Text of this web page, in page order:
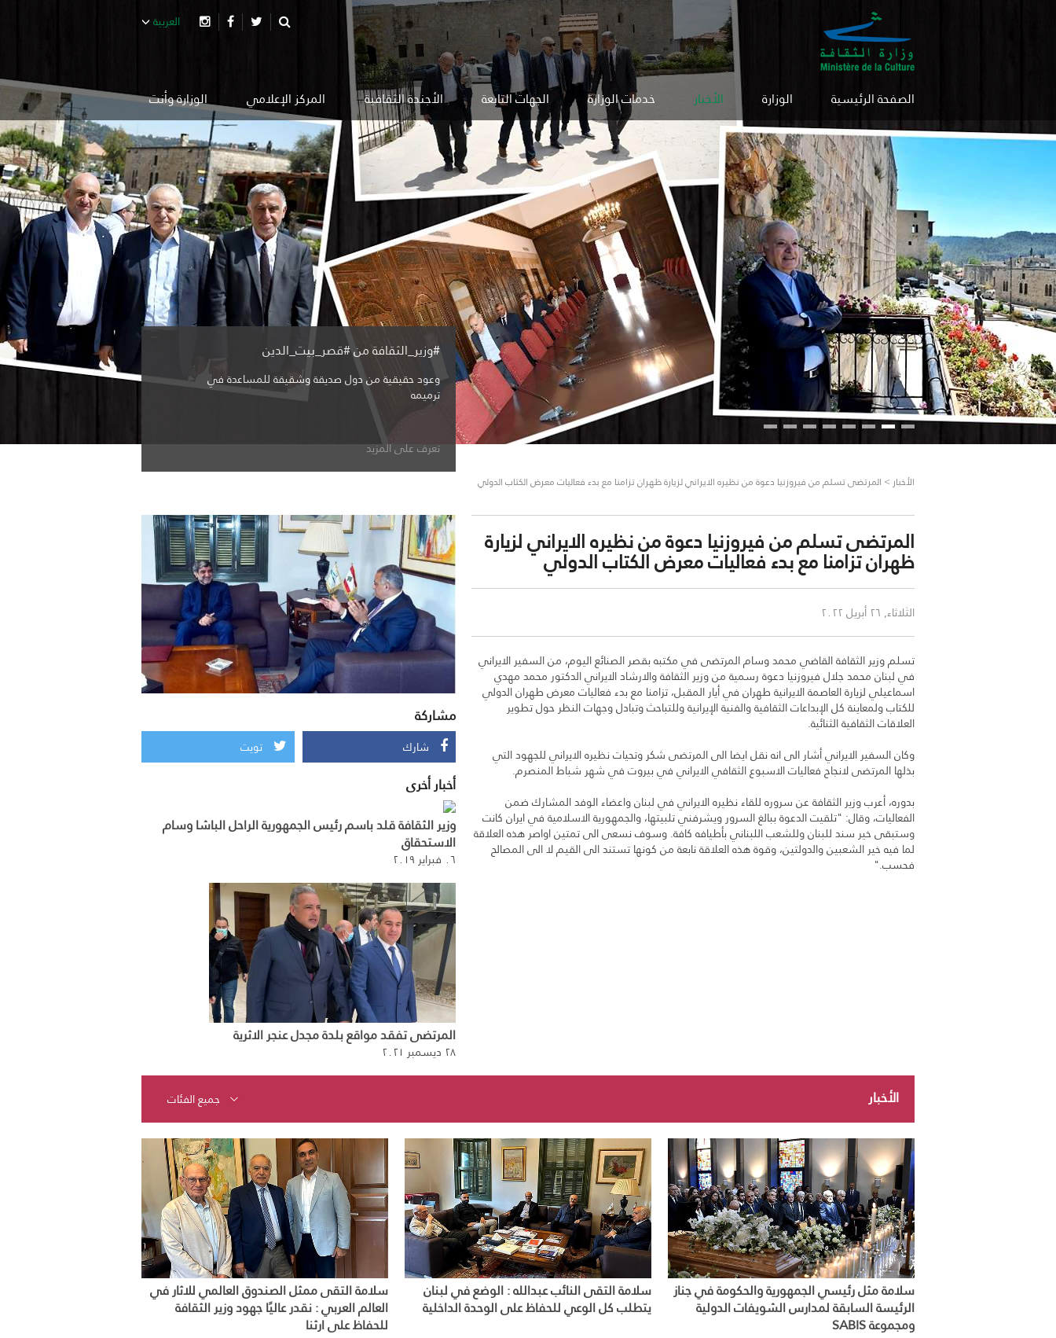
العربية
الصفحة الرئيسية الوزارة الأخبار خدمات الوزارة الجهات التابعة الأجندة الثقافية المركز الإعلامي الوزارة وأنت
#وزير_الثقافة من #قصر_بيت_الدين
وعود حقيقية من دول صديقة وشقيقة للمساعدة في
ترميمه
تعرف على المزيد
الأخبار > المرتضى تسلم من فيروزنيا دعوة من نظيره الايراني لزيارة ظهران تزامنا مع بدء فعاليات معرض الكتاب الدولي
المرتضى تسلم من فيروزنيا دعوة من نظيره الايراني لزيارة
ظهران تزامنا مع بدء فعاليات معرض الكتاب الدولي
الثَلاثاء, ٢٦ أبريل ٢٠٢٢
تسلم وزير الثقافة القاضي محمد وسام المرتضى في مكتبه بقصر الصنائع اليوم، من السفير الايراني
في لبنان محمد جلال فيروزنيا دعوة رسمية من وزير الثقافة والارشاد الايراني الدكتور محمد مهدي
اسماعيلي لزيارة العاصمة الايرانية طهران في أيار المقبل، تزامنا مع بدء فعاليات معرض طهران الدولي
للكتاب ولمعاينة كل الإبداعات الثقافية والفنية الإيرانية وللتباحث وتبادل وجهات النظر حول تطوير
العلاقات الثقافية الثنائية.
وكان السفير الايراني أشار الى انه نقل ايضا الى المرتضى شكر وتحيات نظيره الايراني للجهود التي
بذلها المرتضى لانجاح فعاليات الاسبوع الثقافي الايراني في بيروت في شهر شباط المنصرم.
بدوره، أعرب وزير الثقافة عن سروره للقاء نظيره الايراني في لبنان واعضاء الوفد المشارك ضمن
الفعاليات، وقال: "تلقيت الدعوة ببالغ السرور ويشرفني تلبيتها، والجمهورية الاسلامية في ايران كانت
وستبقى خير سند للبنان وللشعب اللبناني بأطيافه كافة. وسوف نسعى الى تمتين اواصر هذه العلاقة
لما فيه خير الشعبين والدولتين، وقوة هذه العلاقة نابعة من كونها تستند الى القيم لا الى المصالح
فحسب."
مشاركة
شارك تويت
أخبار أخرى
وزير الثقافة قلد باسم رئيس الجمهورية الراحل الباشا وسام
الاستحقاق
٠٦ فبراير ٢٠١٩
المرتضى تفقد مواقع بلدة مجدل عنجر الاثرية
٢٨ ديسمبر ٢٠٢١
الأخبار
سلامة مثل رئيسي الجمهورية والحكومة في جناز
الرئيسة السابقة لمدارس الشويفات الدولية
ومجموعة SABIS
سلامة التقى النائب عبدالله : الوضع في لبنان
يتطلب كل الوعي للحفاظ على الوحدة الداخلية
سلامة التقى ممثل الصندوق العالمي للاثار في
العالم العربي : نقدر عاليًا جهود وزير الثقافة
للحفاظ على ارثنا